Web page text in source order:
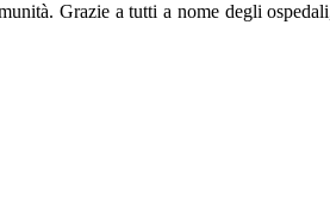
Grazie a tutti a nome degli